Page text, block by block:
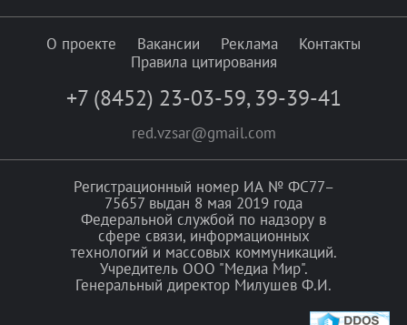
О проекте Вакансии Реклама
Контакты
Правила цитирования
+7 (8452) 23-03-59, 39-39-41
red.vzsar@gmail.com
Регистрационный номер ИА № ФС77–
75657 выдан 8 мая 2019 года
Федеральной службой по надзору в
сфере связи, информационных
технологий и массовых коммуникаций.
Учредитель ООО "Медиа Мир".
Генеральный директор Милушев Ф.И.